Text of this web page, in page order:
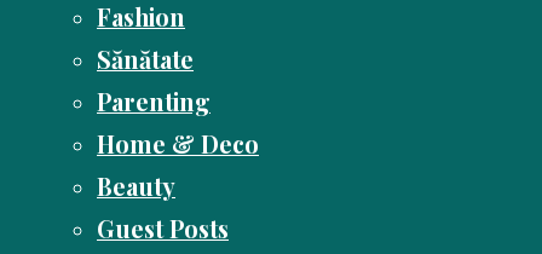
Fashion
Sănătate
Parenting
Home & Deco
Beauty
Guest Posts